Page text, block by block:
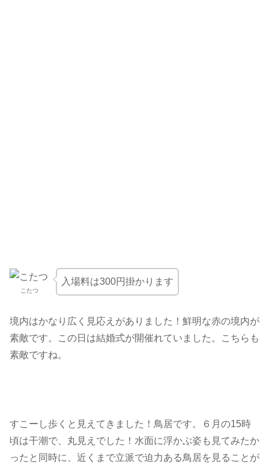
こたつ
入場料は300円掛かります
境内はかなり広く見応えがありました！鮮明な赤の境内が
素敵です。この日は結婚式が開催れていました。こちらも
素敵ですね。
すこーし歩くと見えてきました！鳥居です。６月の15時
頃は干潮で、丸見えでした！水面に浮かぶ姿も見てみたか
ったと同時に、近くまで立派で迫力ある鳥居を見ることが